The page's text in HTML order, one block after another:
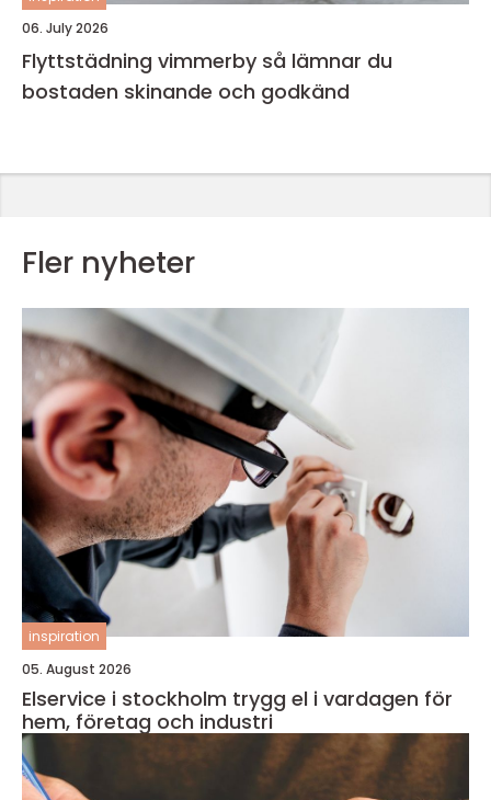
06. July 2026
Flyttstädning vimmerby så lämnar du
bostaden skinande och godkänd
Fler nyheter
inspiration
05. August 2026
Elservice i stockholm trygg el i vardagen för
hem, företag och industri